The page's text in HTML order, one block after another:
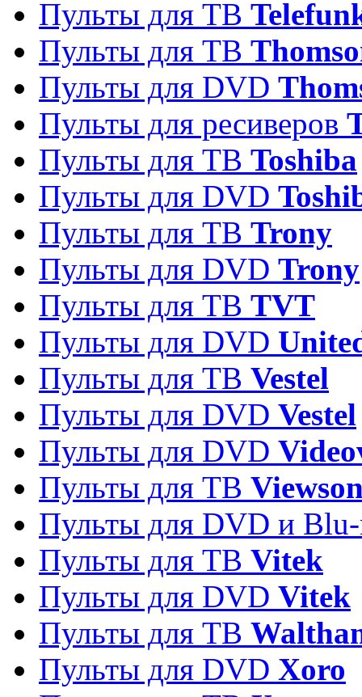
Пульты для ТВ
Пульты для ТВ
Пульты для DVD
Пульты для ресиверов
Пульты для ТВ Toshiba
Пульты для DVD
Пульты для ТВ Trony
Пульты для DVD Trony
Пульты для ТВ TVT
Пульты для DVD
Пульты для ТВ Vestel
Пульты для DVD Vestel
Пульты для DVD
Пульты для ТВ
Пульты для DVD и
Пульты для ТВ Vitek
Пульты для DVD Vitek
Пульты для ТВ
Пульты для DVD Xoro